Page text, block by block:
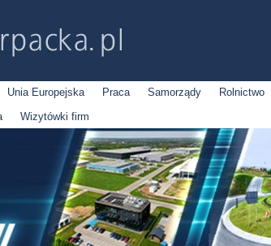
Unia Europejska Praca Samorządy Rolnictwo
Wizytówki firm